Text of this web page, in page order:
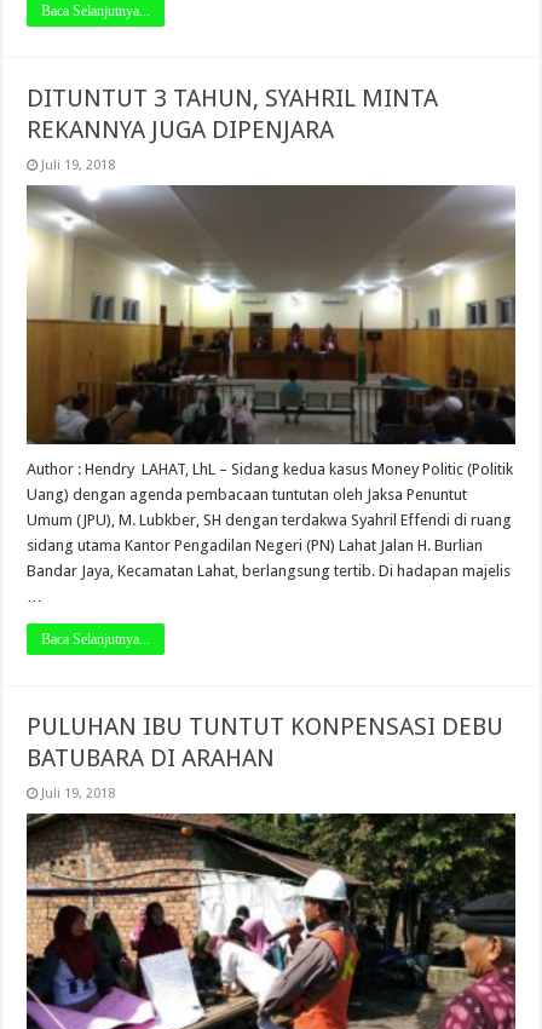
Baca Selanjutnya...
DITUNTUT 3 TAHUN, SYAHRIL MINTA
REKANNYA JUGA DIPENJARA
Juli 19, 2018
Author : Hendry LAHAT, LhL – Sidang kedua kasus Money Politic (Politik
Uang) dengan agenda pembacaan tuntutan oleh Jaksa Penuntut
Umum (JPU), M. Lubkber, SH dengan terdakwa Syahril Effendi di ruang
sidang utama Kantor Pengadilan Negeri (PN) Lahat Jalan H. Burlian
Bandar Jaya, Kecamatan Lahat, berlangsung tertib. Di hadapan majelis
…
Baca Selanjutnya...
PULUHAN IBU TUNTUT KONPENSASI DEBU
BATUBARA DI ARAHAN
Juli 19, 2018